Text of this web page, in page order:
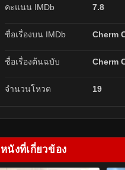
คะแนน IMDb 7.8
ชื่อเรื่องบน IMDb Cherm
ชื่อเรื่องต้นฉบับ Cherm
จำนวนโหวต 19
หนังที่เกี่ยวข้อง